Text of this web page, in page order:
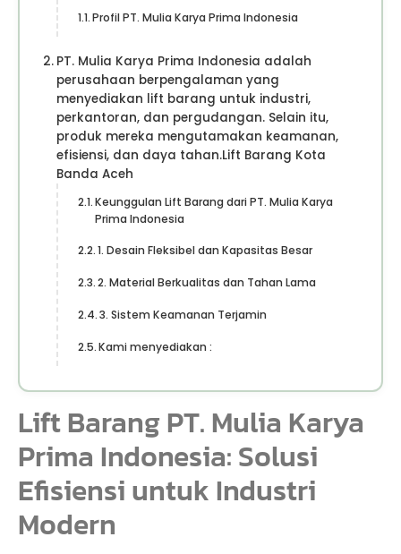
Profil PT. Mulia Karya Prima Indonesia
PT. Mulia Karya Prima Indonesia adalah
perusahaan berpengalaman yang
menyediakan lift barang untuk industri,
perkantoran, dan pergudangan. Selain itu,
produk mereka mengutamakan keamanan,
efisiensi, dan daya tahan.Lift Barang Kota
Banda Aceh
Keunggulan Lift Barang dari PT. Mulia Karya
Prima Indonesia
1. Desain Fleksibel dan Kapasitas Besar
2. Material Berkualitas dan Tahan Lama
3. Sistem Keamanan Terjamin
Kami menyediakan :
Lift Barang PT. Mulia Karya
Prima Indonesia: Solusi
Efisiensi untuk Industri
Modern